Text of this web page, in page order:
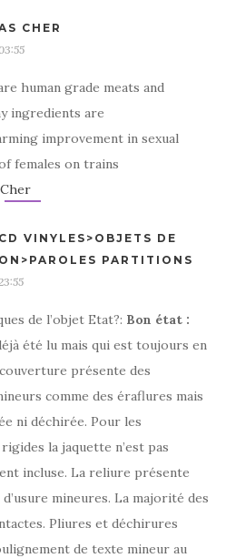
CHER
human grade meats and
ingredients are
improvement in sexual
females on trains
VINYLES>OBJETS DE
PARTITIONS
de l’objet Etat?: Bon état :
été lu mais qui est toujours en
présente des
comme des éraflures mais
ni déchirée. Pour les
la jaquette n’est pas
incluse. La reliure présente
mineures. La majorité des
Pliures et déchirures
de texte mineur au